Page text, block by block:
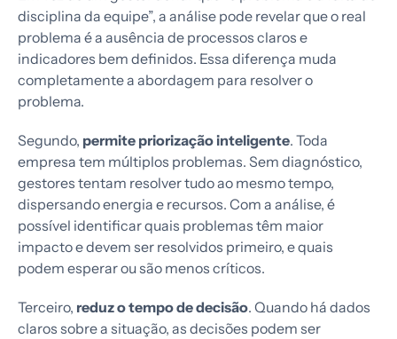
disciplina da equipe”, a análise pode revelar que o real
problema é a ausência de processos claros e
indicadores bem definidos. Essa diferença muda
completamente a abordagem para resolver o
problema.
Segundo, permite priorização inteligente. Toda
empresa tem múltiplos problemas. Sem diagnóstico,
gestores tentam resolver tudo ao mesmo tempo,
dispersando energia e recursos. Com a análise, é
possível identificar quais problemas têm maior
impacto e devem ser resolvidos primeiro, e quais
podem esperar ou são menos críticos.
Terceiro, reduz o tempo de decisão. Quando há dados
claros sobre a situação, as decisões podem ser